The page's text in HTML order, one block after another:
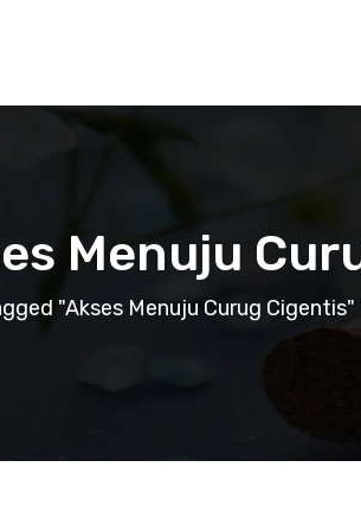
Menuju
"Akses Menuju Curug Cigentis"